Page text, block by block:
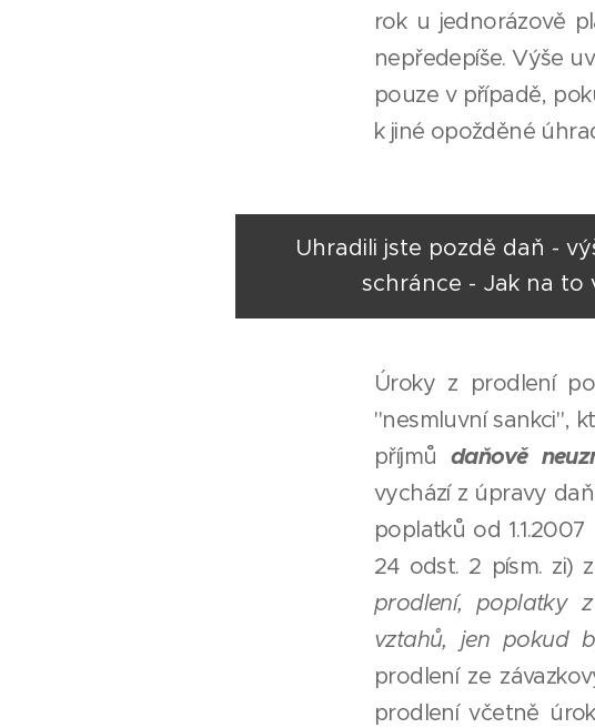
rok u jednorázově
nepředepíše. Výše
pouze v případě,
k jiné opožděné
Uhradili jste pozdě daň -
schránce - Jak na to
Úroky z prodlení
"nesmluvní sankci",
příjmů daňově
vychází z úpravy
poplatků od
24 odst. 2 písm. zi)
prodlení, poplatky
vztahů, jen pokud
prodlení ze
prodlení včetně